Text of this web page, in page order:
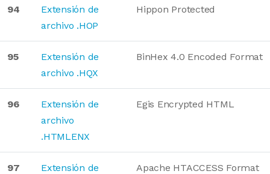
94
Extensión de
archivo .HOP
Hippon Protected
95
Extensión de
archivo .HQX
BinHex 4.0 Encoded Format
96
Extensión de
archivo
.HTMLENX
Egis Encrypted HTML
97
Extensión de
Apache HTACCESS Format